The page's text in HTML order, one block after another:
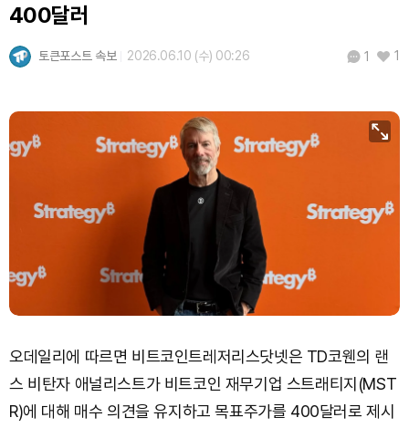
400달러
토큰포스트 속보 2026.06.10 (수) 00:26 1 1
오데일리에 따르면 비트코인트레저리스닷넷은 TD코웬의 랜
스 비탄자 애널리스트가 비트코인 재무기업 스트래티지(MST
R)에 대해 매수 의견을 유지하고 목표주가를 400달러로 제시